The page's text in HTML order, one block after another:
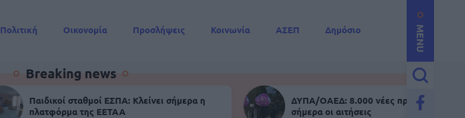
MENU
Πολιτική Οικονομία Προσλήψεις Κοινωνία ΑΣΕΠ
Δημόσιο
Breaking news
Παιδικοί σταθμοί ΕΣΠΑ: Κλείνει σήμερα η
πλατφόρμα της ΕΕΤΑΑ
ΔΥΠΑ/ΟΑΕΔ: 8.000 νέες προσλήψεις -
σήμερα οι αιτήσεις